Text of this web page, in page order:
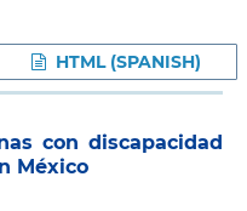
HTML (SPANISH)
con discapacidad
México